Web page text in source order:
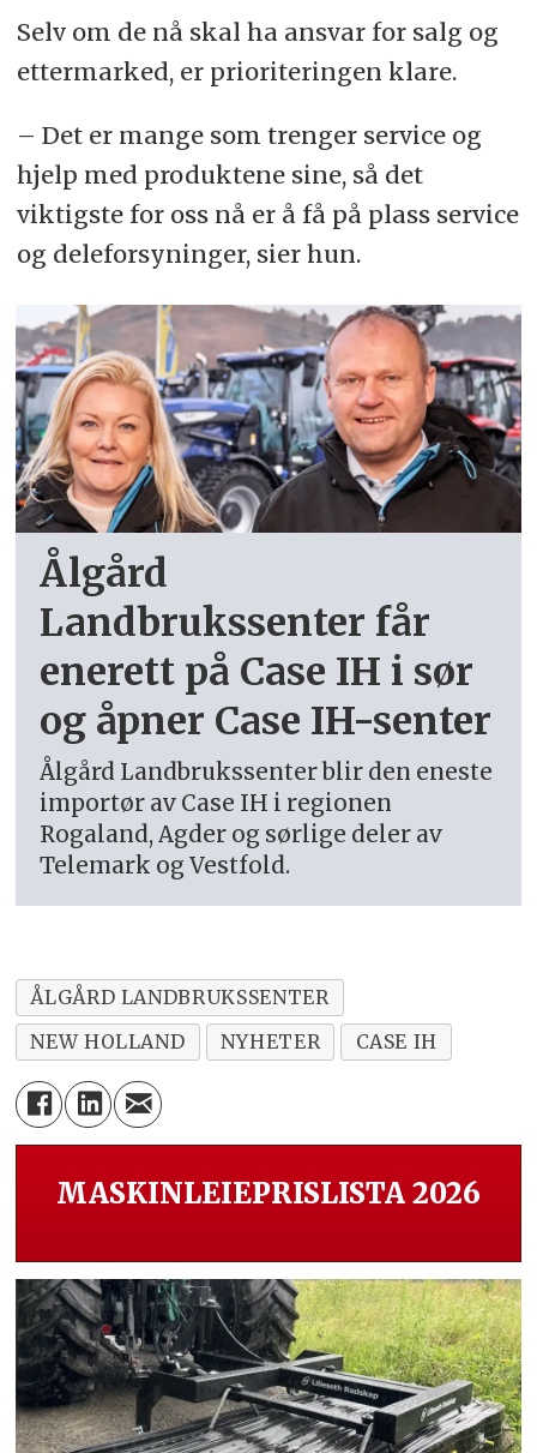
Ålgård ble
importør av mindre New
Holland anleggsmaskiner
høsten
CNHi sa opp avtalen med A-K
maskiner våren 2021
Ålgård kom inn som
parallellimportør
K maskiner sommeren 2021
CNHi avsluttet formelt
samarbeidet med A-K maskiner 1.
juni 2022.
A-K maskiner meldte oppbud
juni
Ålgård landbrukssenter står enn så
lenge igjen som eneste importør og
forhandler
CNHi er nå i gang med å etablere
nytt nettverk
Selv om de nå skal ha ansvar for salg og
ettermarked, er prioriteringen klare.
– Det er mange som trenger service og
hjelp med produktene sine, så det
viktigste for oss nå er å få på plass service
og deleforsyninger, sier hun.
Ålgård
Landbrukssenter får
enerett på Case IH i sør
og åpner Case IH-senter
Ålgård Landbrukssenter blir den eneste
importør av Case IH i regionen
Rogaland, Agder og sørlige deler av
Telemark og Vestfold.
ÅLGÅRD LANDBRUKSSENTER
NEW HOLLAND
NYHETER CASE IH
MASKINLEIEPRISLISTA 2026